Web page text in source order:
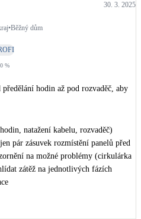
30. 3. 2025
•Běžný dům
%
hodin až pod rozvaděč, aby
natažení kabelu, rozvaděč)
pár zásuvek rozmístění panelů před
na možné problémy (cirkulárka
zátěž na jednotlivých fázích